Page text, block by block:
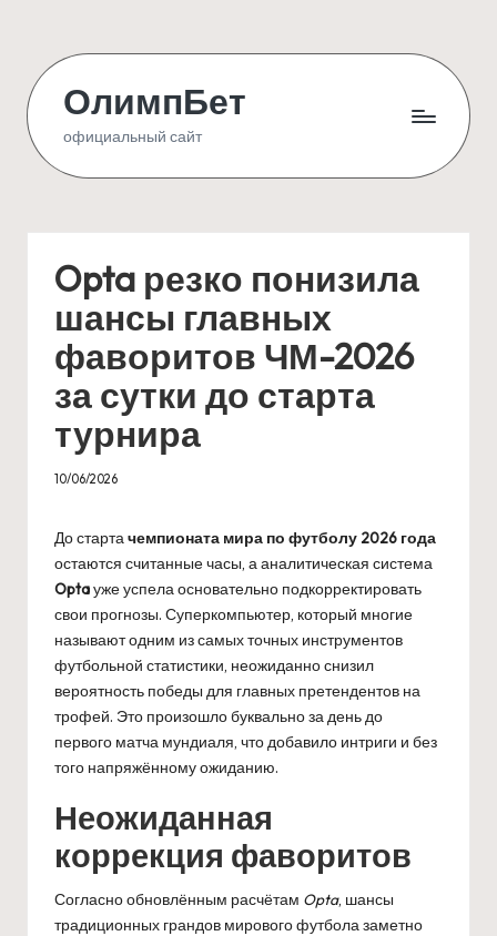
content
ОлимпБет
официальный сайт
Opta резко понизила
шансы главных
фаворитов ЧМ-2026
за сутки до старта
турнира
10/06/2026
До стартачемпионата мира по футболу 2026 года
остаются считанные часы, а аналитическая система
Optaуже успела основательно подкорректировать
свои прогнозы. Суперкомпьютер, который многие
называют одним из самых точных инструментов
футбольной статистики, неожиданно снизил
вероятность победы для главных претендентов на
трофей. Это произошло буквально за день до
первого матча мундиаля, что добавило интриги и без
того напряжённому ожиданию.
Неожиданная
коррекция фаворитов
Согласно обновлённым расчётам Opta, шансы
традиционных грандов мирового футбола заметно